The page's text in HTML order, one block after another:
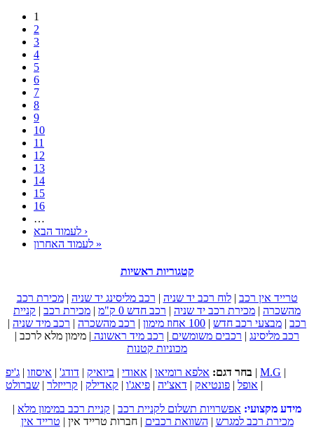
עמודים
1
2
3
4
5
6
7
8
9
10
11
12
13
14
15
16
…
לעמוד הבא ›
לעמוד האחרון »
קטגוריות ראשיות
טרייד אין רכב |לוח רכב יד שניה | רכב מליסינג יד שניה |מכירת רכב
מהשכרה | מכירת רכב יד שניה | רכב חדש 0 ק"מ | מכירת רכב | קניית
רכב | מבצעי רכב חדש | 100 אחוז מימון | רכב מהשכרה | רכב מיד שניה |
רכב מליסינג | רכבים משומשים | רכב מיד ראשונה | מימון מלא לרכב |
מכוניות קטנות
בחר דגם: אלפא רומיאו | אאודי | ביואיק | דודג' | איסוזו | ג'יפ | M.G |
אופל | פונטיאק | דאצ'יה | פיאג'ו | קאדילק | קרייזלר | שברולט
|
מידע מקצועי: אפשרויות תשלום לקניית רכב | קניית רכב במימון מלא |
מכירת רכב למגרש | השוואת רכבים |חברות טרייד אין | טרייד אין